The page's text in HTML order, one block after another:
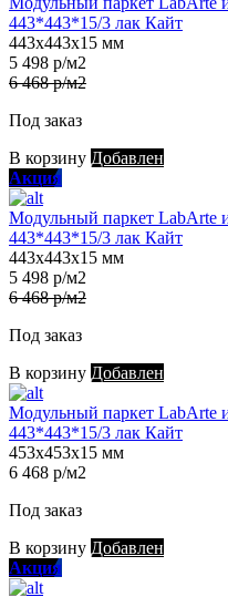
443*443*15/3 лак Кайт
443х443х15 мм
5 498 р/м2
6 468 р/м2
Под заказ
В корзину Добавлен
Акция
Модульный паркет
443*443*15/3 лак Кайт
443х443х15 мм
5 498 р/м2
6 468 р/м2
Под заказ
В корзину Добавлен
Модульный паркет
443*443*15/3 лак Кайт
453х453х15 мм
6 468 р/м2
Под заказ
В корзину Добавлен
Акция